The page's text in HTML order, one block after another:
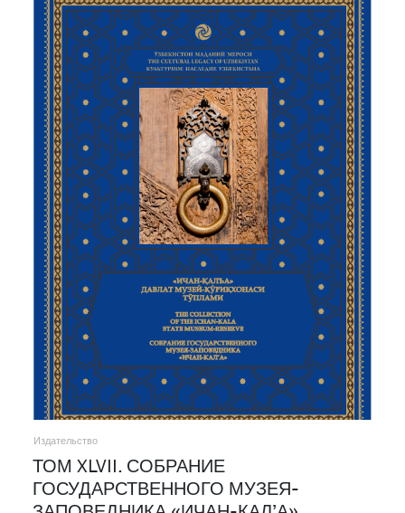
Издательство
ТОМ XLVII. СОБРАНИЕ
ГОСУДАРСТВЕННОГО МУЗЕЯ-